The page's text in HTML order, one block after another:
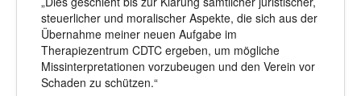
steuerlicher und moralischer Aspekte, die sich aus der
Übernahme meiner neuen Aufgabe im
Therapiezentrum CDTC ergeben, um mögliche
Missinterpretationen vorzubeugen und den Verein vor
Schaden zu schützen.“